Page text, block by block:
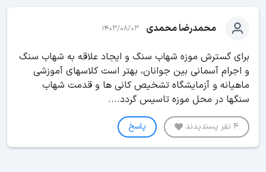
محمدرضا محمدی 1403/08/03
برای گسترش موزه شهاب سنگ و ایجاد علاقه به شهاب سنگ
و اجرام آسمانی بین جوانان، بهتر است کلاسهای آموزشی
ماهیانه و آزمایشگاه تشخیص کانی ها و قدمت شهاب
سنگها در محل موزه تاسیس گردد....
4 نفر پسندیدند پاسخ